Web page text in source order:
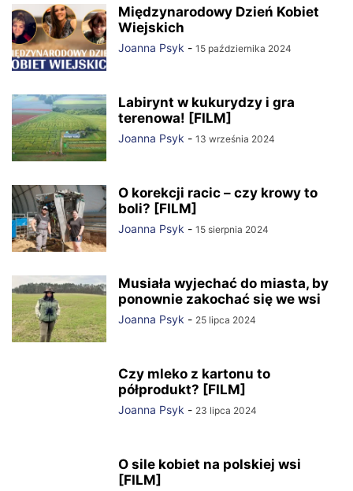
Międzynarodowy Dzień Kobiet
Wiejskich
Joanna Psyk - 15 października 2024
Labirynt w kukurydzy i gra
terenowa! [FILM]
Joanna Psyk - 13 września 2024
O korekcji racic – czy krowy to
boli? [FILM]
Joanna Psyk - 15 sierpnia 2024
Musiała wyjechać do miasta, by
ponownie zakochać się we wsi
Joanna Psyk - 25 lipca 2024
Czy mleko z kartonu to
półprodukt? [FILM]
Joanna Psyk - 23 lipca 2024
O sile kobiet na polskiej wsi
[FILM]